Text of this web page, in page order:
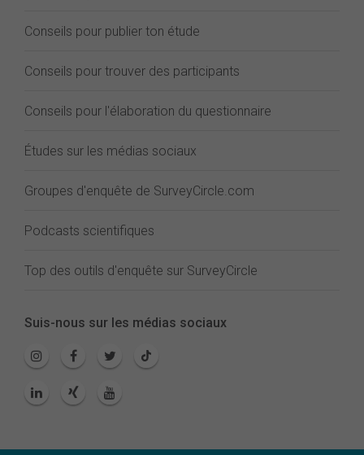
Conseils pour publier ton étude
Conseils pour trouver des participants
Conseils pour l'élaboration du questionnaire
Études sur les médias sociaux
Groupes d'enquête de SurveyCircle.com
Podcasts scientifiques
Top des outils d'enquête sur SurveyCircle
Suis-nous sur les médias sociaux